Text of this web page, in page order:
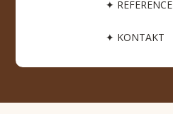
✦ REFERENCE
✦ KONTAKT